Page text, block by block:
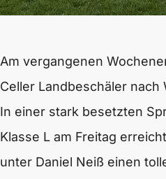
Am vergangenen
Celler Landbeschäler
In einer stark besetzten
Klasse L am Freitag
unter Daniel Neiß einen